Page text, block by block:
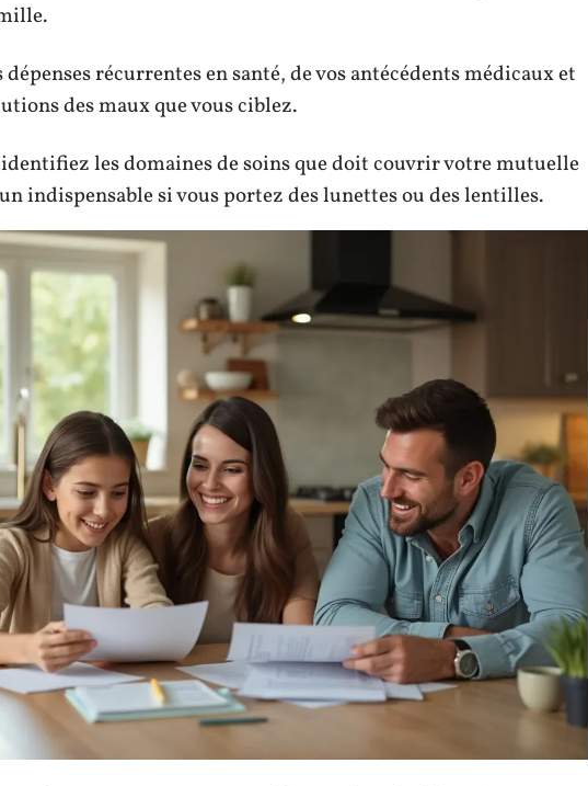
récurrentes en santé, de vos antécédents médicaux et
des maux que vous ciblez.
identifiez les domaines de soins que doit couvrir votre mutuelle
indispensable si vous portez des lunettes ou des lentilles.